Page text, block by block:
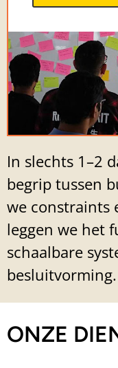
In slechts 1–2
begrip tussen
we constraints
leggen we het
schaalbare
besluitvorming.
ONZE